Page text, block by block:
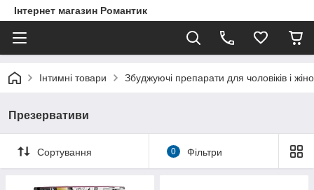
Інтернет магазин Романтик
Інтимні товари Збуджуючі препарати для чоловіків і
Презервативи
Сортування 0 Фільтри